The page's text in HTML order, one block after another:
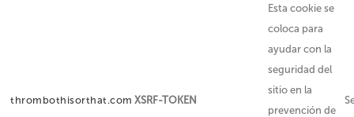
thrombothisorthat.com XSRF-TOKEN
Esta cookie se
coloca para
ayudar con la
seguridad del
sitio en la
prevención de